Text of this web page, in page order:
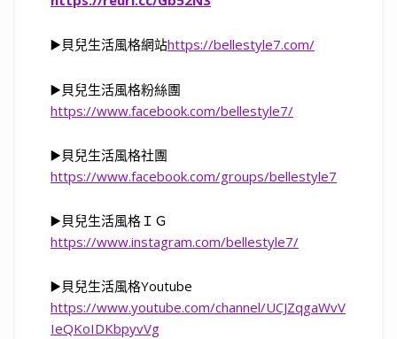
▶️貝兒生活風格網站https://bellestyle7.com/
▶️貝兒生活風格粉絲團
https://www.facebook.com/bellestyle7/
▶️貝兒生活風格社團
https://www.facebook.com/groups/bellestyle7
▶️貝兒生活風格ＩＧ
https://www.instagram.com/bellestyle7/
▶️貝兒生活風格Youtube
https://www.youtube.com/channel/UCJZqgaWvV
IeQKoIDKbpyvVg